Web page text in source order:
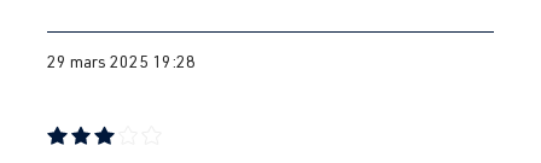
29 mars 2025 19:28